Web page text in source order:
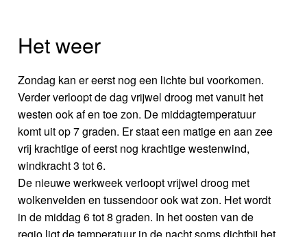
Het weer
Zondag kan er eerst nog een lichte bui voorkomen.
Verder verloopt de dag vrijwel droog met vanuit het
westen ook af en toe zon. De middagtemperatuur
komt uit op 7 graden. Er staat een matige en aan zee
vrij krachtige of eerst nog krachtige westenwind,
windkracht 3 tot 6.
De nieuwe werkweek verloopt vrijwel droog met
wolkenvelden en tussendoor ook wat zon. Het wordt
in de middag 6 tot 8 graden. In het oosten van de
regio ligt de temperatuur in de nacht soms dichtbij het